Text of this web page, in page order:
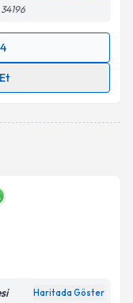
almanız için bir
Haritada Göster